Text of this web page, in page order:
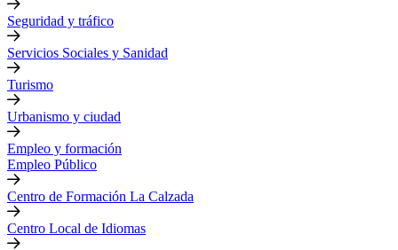
Seguridad y tráfico
Servicios Sociales y Sanidad
Turismo
Urbanismo y ciudad
Empleo y formación
Empleo Público
Centro de Formación La Calzada
Centro Local de Idiomas